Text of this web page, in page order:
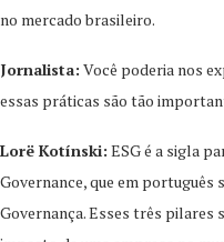
no mercado brasileiro.
Jornalista: Você poderia nos
essas práticas são tão
Lorë Kotínski: ESG é a sigla
Governance, que em português
Governança. Esses três pilares